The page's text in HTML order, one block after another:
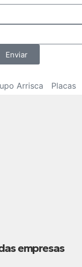
Enviar
Arrisca Placas
empresas